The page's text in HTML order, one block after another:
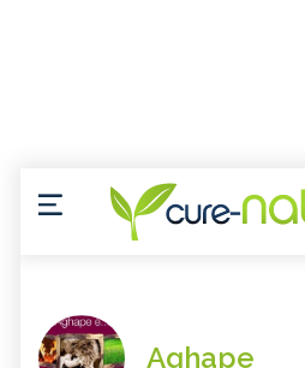
Aghape